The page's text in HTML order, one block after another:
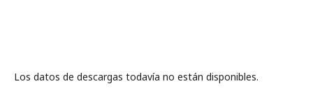
Los datos de descargas todavía no están disponibles.